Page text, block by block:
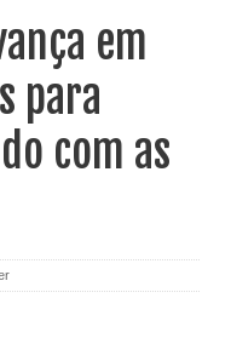
em
para
com as